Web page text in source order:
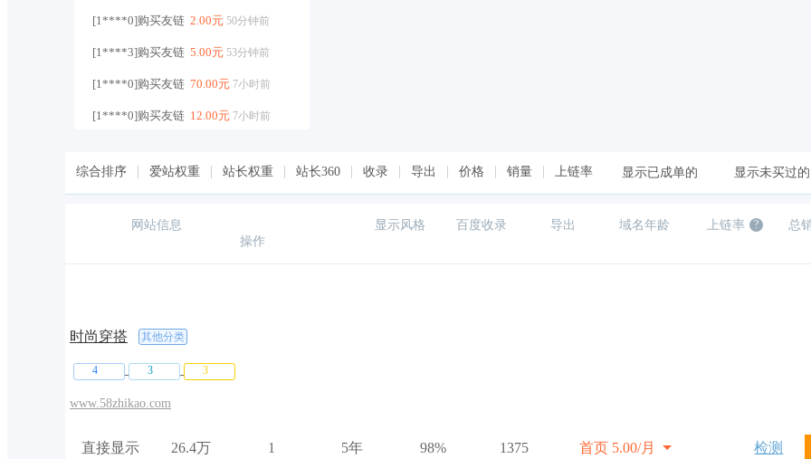
[1****0]购买友链 2.00元 50分钟前
[1****3]购买友链 5.00元 53分钟前
[1****0]购买友链 70.00元 7小时前
[1****0]购买友链 12.00元 7小时前
[1****5]购买友链 9.00元 7小时前
7小时前
[h****s]购买友链
[h****s]购买友链 4.00元 9小时前
[h****s]购买友链
综合排序 爱站权重 站长权重 站长360 收录 导出 价格 销量 上链率 显示已成单的 显示未买过的
网站信息 显示风格 百度收录 导出 域名年龄 上链率 总
操作
时尚穿搭 其他分类
4 3 3
www.58zhikao.com
直接显示 26.4万 1 5年 98% 1375 首页 5.00/月 检测